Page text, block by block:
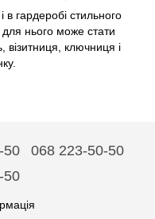
в гардеробі стильного
нього може стати
візитниця, ключниця і
50
068 223-50-50
50